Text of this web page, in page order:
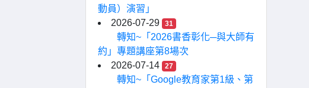
動員）演習」
2026-07-29
31
轉知~「2026書香彰化─與大師有
約」專題講座第8場次
2026-07-14
27
轉知~「Google教育家第1級、第